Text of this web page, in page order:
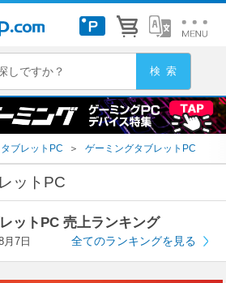
タブレットPC ＞ ゲーミングタブレットPC
ットPC
ットPC 売上ランキング
7日 全てのランキングを見る